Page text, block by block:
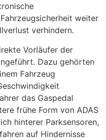
weiter
verhindern.
Vorläufer der
Dazu gehörten
Fahrzeug
das Gaspedal
frühe Form von ADAS
hinterer Parksensoren,
auf Hindernisse